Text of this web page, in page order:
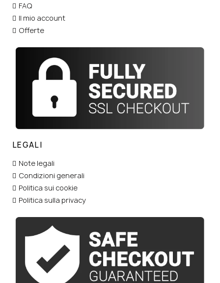
FAQ
Il mio account
Offerte
LEGALI
Note legali
Condizioni generali
Politica sui cookie
Politica sulla privacy